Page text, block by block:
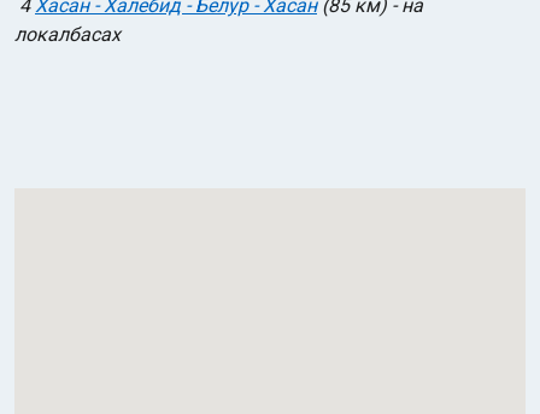
4Хасан - Халебид - Белур - Хасан(85 км) - на
локалбасах